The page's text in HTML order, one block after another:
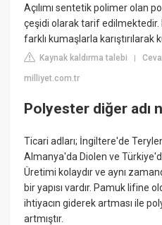
Açılımı sentetik polimer olan
çeşidi olarak tarif edilmektedir.
farklı kumaşlarla karıştırılarak
Kaynak kaldırma talebi |
milliyet.com.tr
Polyester diğer adı
Ticari adları; İngiltere'de
Almanya'da Diolen ve
Üretimi kolaydır ve aynı
bir yapısı vardır. Pamuk lifine
ihtiyacın giderek artması ile
artmıştır.